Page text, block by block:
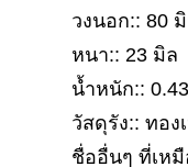
วงนอก:: 80
หนา:: 23 มิล
น้ำหนัก::
วัสดุรัง:: ทอง
ชื่ออื่นๆ ที่เหมื